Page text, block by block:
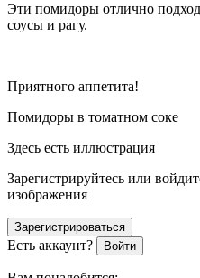
Эти помидоры отлично
соусы и рагу.
Приятного аппетита!
Помидоры в томатном соке
Здесь есть иллюстрация
Зарегистрируйтесь или
изображения
Зарегистрироваться
Есть аккаунт? Войти